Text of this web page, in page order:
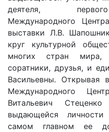
деятеля,
Международного
выставки Л.В.
круг культурной
многих стран
соратники, друзья, и
Васильевны. Открывая
Международного
Витальевич
выдающейся
самом главном ее